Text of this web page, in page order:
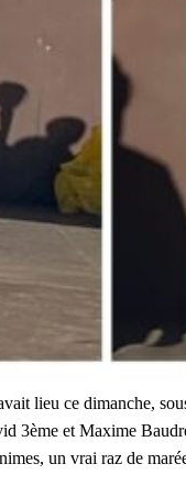
lieu ce dimanche,
3ème et Maxime
un vrai raz de